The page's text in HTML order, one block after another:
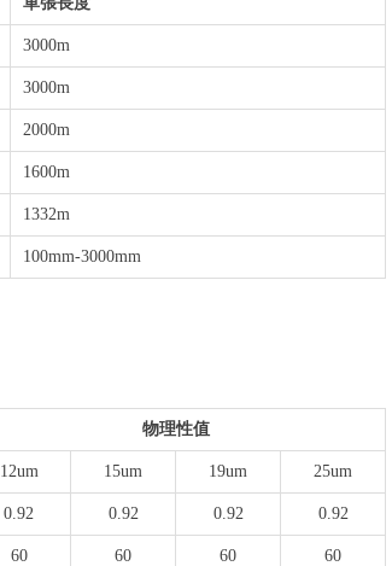
3000m
3000m
2000m
1600m
1332m
100mm-3000mm
物理性值
12um 15um 19um 25um
0.92 0.92 0.92 0.92
60 60 60 60